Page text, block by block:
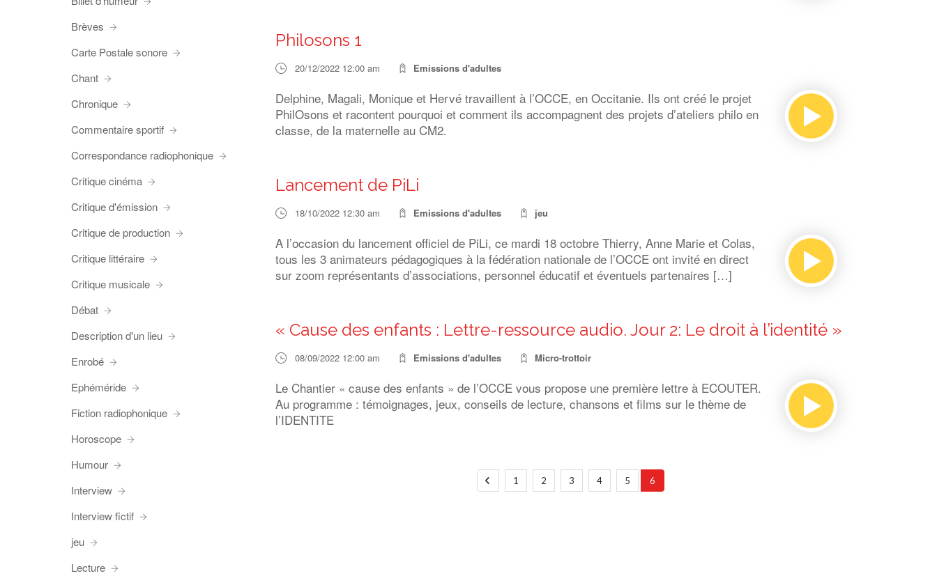
Philosons 1
20/12/2022 12:00 am Emissions d'adultes
Delphine, Magali, Monique et Hervé travaillent à l’OCCE, en Occitanie. Ils ont créé le projet
PhilOsons et racontent pourquoi et comment ils accompagnent des projets d’ateliers philo en
classe, de la maternelle au CM2.
Lancement de PiLi
18/10/2022 12:30 am Emissions d'adultes jeu
A l’occasion du lancement officiel de PiLi, ce mardi 18 octobre Thierry, Anne Marie et Colas,
tous les 3 animateurs pédagogiques à la fédération nationale de l’OCCE ont invité en direct
sur zoom représentants d’associations, personnel éducatif et éventuels partenaires […]
« Cause des enfants : Lettre-ressource audio. Jour 2: Le droit à l’identité »
08/09/2022 12:00 am Emissions d'adultes Micro-trottoir
Le Chantier « cause des enfants » de l’OCCE vous propose une première lettre à ECOUTER.
Au programme : témoignages, jeux, conseils de lecture, chansons et films sur le thème de
l’IDENTITE
1 2 3 4 5 6
Brèves
Carte Postale sonore
Chant
Chronique
Commentaire sportif
Correspondance radiophonique
Critique cinéma
Critique d'émission
Critique de production
Critique littéraire
Critique musicale
Débat
Description d'un lieu
Enrobé
Ephéméride
Fiction radiophonique
Horoscope
Humour
Interview
Interview fictif
jeu
Lecture